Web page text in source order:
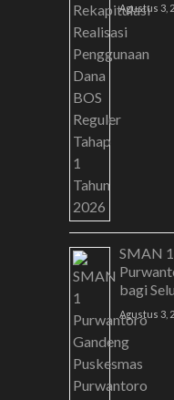
Agustus 3,
SMAN
bagi
Agustus 3,